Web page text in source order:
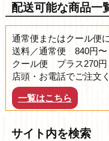
配送可能な商品一
通常便またはクール便
送料／通常便 840円〜
クール便 プラス270円
店頭・お電話でご注文
一覧はこちら
サイト内を検索